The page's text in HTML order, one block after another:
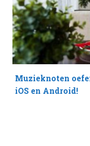
Muzieknoten
iOS en Android!